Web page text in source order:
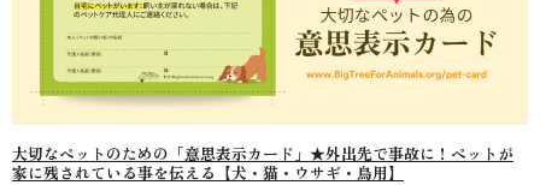
大切なペットのための「意思表示カード」★外出先で事故に！ペットが
家に残されている事を伝える【犬・猫・ウサギ・鳥用】